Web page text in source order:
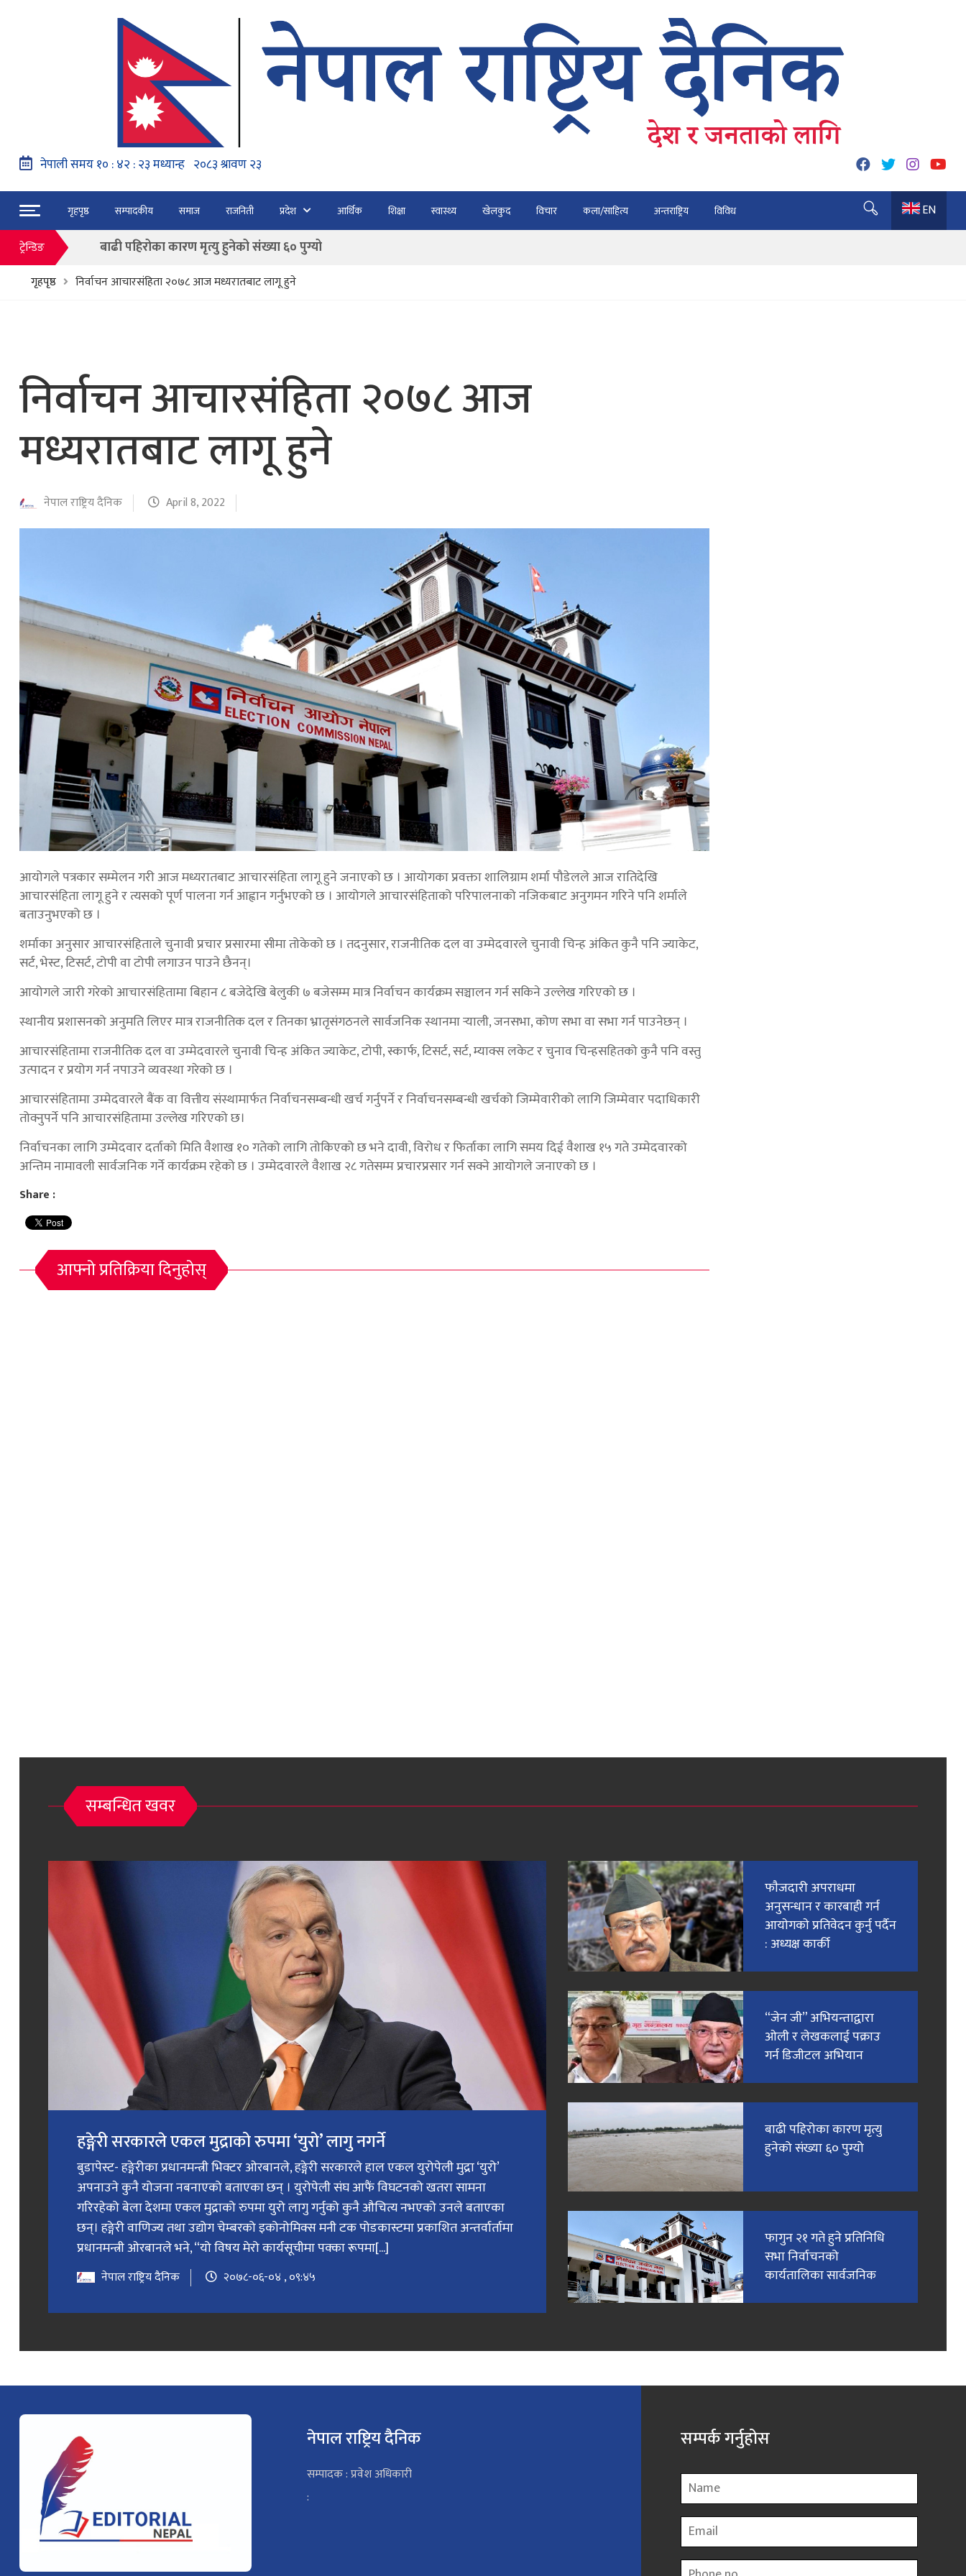
गृहपृष्ठ सम्पादकीय समाज राजनिती प्रदेश आर्थिक शिक्षा स्वास्थ्य खेलकुद विचार कला/साहित्य अन्तराष्ट्रिय विविध
EN
ट्रेन्डिङ
नेपाल वायुसेवाको राहत उडानमार्फत १५७ यात्रु भैरहवाबाट काठमाडौं ल्याइए
हङ्गेरी सरकारले एकल मुद्राको रुपमा ‘युरो’ लागु नगर्ने
फाैजदारी अपराधमा अनुसन्धान र कारबाही गर्न आयाेगकाे प्रतिवेदन कुर्नु पर्दैन : अध्यक्ष कार्की
“जेन जी” अभियन्ताद्वारा ओली र लेखकलाई पक्राउ गर्न डिजीटल अभियान
बाढी पहिरोका कारण मृत्यु हुनेको संख्या ६० पुग्यो
नेपाल वायुसेवाको राहत उडानमार्फत १५७ यात्रु भैरहवाबाट काठमाडौं ल्याइए
गृहपृष्ठ निर्वाचन आचारसंहिता २०७८ आज मध्यरातबाट लागू हुने
निर्वाचन आचारसंहिता २०७८ आज
मध्यरातबाट लागू हुने
नेपाल राष्ट्रिय दैनिक April 8, 2022
आयोगले पत्रकार सम्मेलन गरी आज मध्यरातबाट आचारसंहिता लागू हुने जनाएको छ । आयोगका प्रवक्ता शालिग्राम शर्मा पौडेलले आज रातिदेखि
आचारसंहिता लागू हुने र त्यसको पूर्ण पालना गर्न आह्वान गर्नुभएको छ । आयोगले आचारसंहिताको परिपालनाको नजिकबाट अनुगमन गरिने पनि शर्माले
बताउनुभएको छ ।
शर्माका अनुसार आचारसंहिताले चुनावी प्रचार प्रसारमा सीमा तोकेको छ । तदनुसार, राजनीतिक दल वा उम्मेदवारले चुनावी चिन्ह अंकित कुनै पनि ज्याकेट,
सर्ट, भेस्ट, टिसर्ट, टोपी वा टोपी लगाउन पाउने छैनन्।
आयोगले जारी गरेको आचारसंहितामा बिहान ८ बजेदेखि बेलुकी ७ बजेसम्म मात्र निर्वाचन कार्यक्रम सञ्चालन गर्न सकिने उल्लेख गरिएको छ ।
स्थानीय प्रशासनको अनुमति लिएर मात्र राजनीतिक दल र तिनका भ्रातृसंगठनले सार्वजनिक स्थानमा र्‍याली, जनसभा, कोण सभा वा सभा गर्न पाउनेछन् ।
आचारसंहितामा राजनीतिक दल वा उम्मेदवारले चुनावी चिन्ह अंकित ज्याकेट, टोपी, स्कार्फ, टिसर्ट, सर्ट, म्याक्स लकेट र चुनाव चिन्हसहितको कुनै पनि वस्तु
उत्पादन र प्रयोग गर्न नपाउने व्यवस्था गरेको छ ।
आचारसंहितामा उम्मेदवारले बैंक वा वित्तीय संस्थामार्फत निर्वाचनसम्बन्धी खर्च गर्नुपर्ने र निर्वाचनसम्बन्धी खर्चको जिम्मेवारीको लागि जिम्मेवार पदाधिकारी
तोक्नुपर्ने पनि आचारसंहितामा उल्लेख गरिएको छ।
निर्वाचनका लागि उम्मेदवार दर्ताको मिति वैशाख १० गतेको लागि तोकिएको छ भने दावी, विरोध र फिर्ताका लागि समय दिई वैशाख १५ गते उम्मेदवारको
अन्तिम नामावली सार्वजनिक गर्ने कार्यक्रम रहेको छ । उम्मेदवारले वैशाख २८ गतेसम्म प्रचारप्रसार गर्न सक्ने आयोगले जनाएको छ ।
Share :
आफ्नो प्रतिक्रिया दिनुहोस्
सम्बन्धित खवर
हङ्गेरी सरकारले एकल मुद्राको रुपमा ‘युरो’ लागु नगर्ने
बुडापेस्ट- हङ्गेरीका प्रधानमन्त्री भिक्टर ओरबानले, हङ्गेरी सरकारले हाल एकल युरोपेली मुद्रा ‘युरो’
अपनाउने कुनै योजना नबनाएको बताएका छन् । युरोपेली संघ आफैं विघटनको खतरा सामना
गरिरहेको बेला देशमा एकल मुद्राको रुपमा युरो लागु गर्नुको कुनै औचित्य नभएको उनले बताएका
छन्। हङ्गेरी वाणिज्य तथा उद्योग चेम्बरको इकोनोमिक्स मनी टक पोडकास्टमा प्रकाशित अन्तर्वार्तामा
प्रधानमन्त्री ओरबानले भने, “यो विषय मेरो कार्यसूचीमा पक्का रूपमा[...]
नेपाल राष्ट्रिय दैनिक २०७८-०६-०४ , ०९:४५
फाैजदारी अपराधमा
अनुसन्धान र कारबाही गर्न
आयाेगकाे प्रतिवेदन कुर्नु पर्दैन
: अध्यक्ष कार्की
“जेन जी” अभियन्ताद्वारा
ओली र लेखकलाई पक्राउ
गर्न डिजीटल अभियान
बाढी पहिरोका कारण मृत्यु
हुनेको संख्या ६० पुग्यो
फागुन २१ गते हुने प्रतिनिधि
सभा निर्वाचनको
कार्यतालिका सार्वजनिक
नेपाल राष्ट्रिय दैनिक
सम्पादक : प्रवेश अधिकारी
:
सम्पर्क गर्नुहोस
Name
Email
Phone